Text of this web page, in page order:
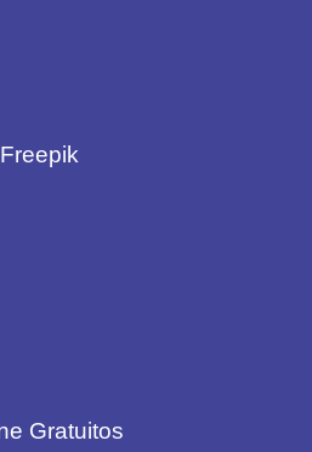
Gratuitos